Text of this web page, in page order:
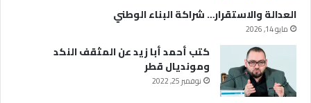
العدالة والاستقرار… شراكة البناء الوطني
مايو 14, 2026
كتب أحمد أبا زيد عن المثقف النكد
ومونديال قطر
نوفمبر 25, 2022